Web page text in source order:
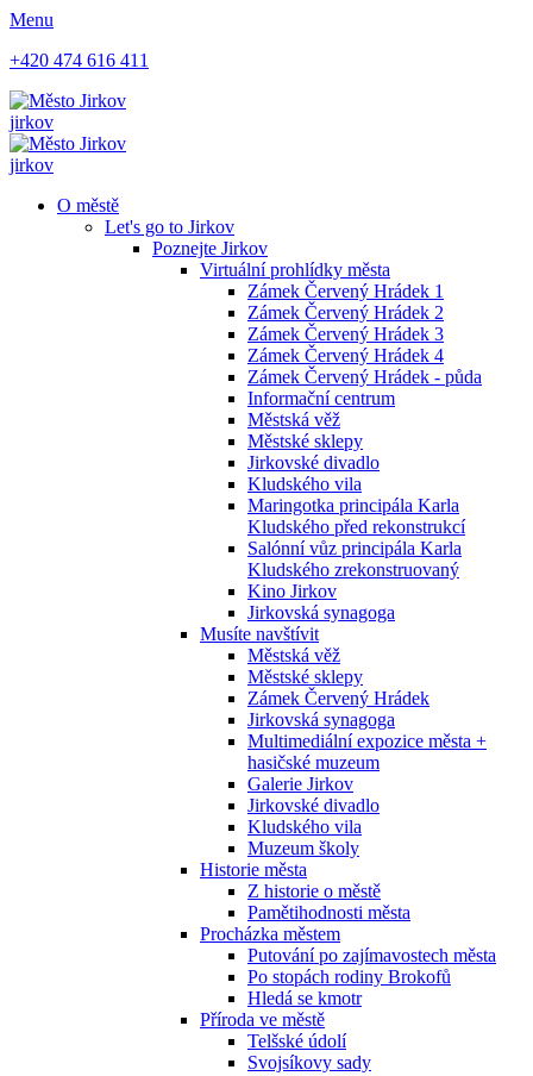
Menu
+420 474 616 411
jirkov
jirkov
O městě
Let's go to Jirkov
Poznejte Jirkov
Virtuální prohlídky města
Zámek Červený Hrádek 1
Zámek Červený Hrádek 2
Zámek Červený Hrádek 3
Zámek Červený Hrádek 4
Zámek Červený Hrádek - půda
Informační centrum
Městská věž
Městské sklepy
Jirkovské divadlo
Kludského vila
Maringotka principála Karla
Kludského před rekonstrukcí
Salónní vůz principála Karla
Kludského zrekonstruovaný
Kino Jirkov
Jirkovská synagoga
Musíte navštívit
Městská věž
Městské sklepy
Zámek Červený Hrádek
Jirkovská synagoga
Multimediální expozice města +
hasičské muzeum
Galerie Jirkov
Jirkovské divadlo
Kludského vila
Muzeum školy
Historie města
Z historie o městě
Pamětihodnosti města
Procházka městem
Putování po zajímavostech města
Po stopách rodiny Brokofů
Hledá se kmotr
Příroda ve městě
Telšské údolí
Svojsíkovy sady